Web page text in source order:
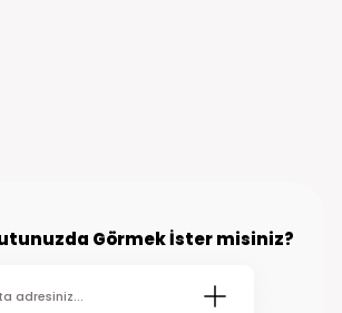
Görmek İster misiniz?